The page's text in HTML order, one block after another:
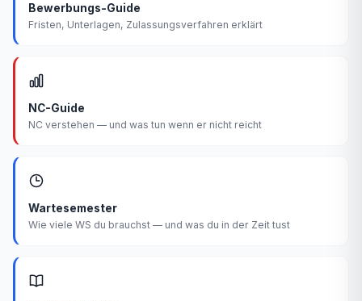
Bewerbungs-Guide
Fristen, Unterlagen, Zulassungsverfahren erklärt
NC-Guide
NC verstehen — und was tun wenn er nicht reicht
Wartesemester
Wie viele WS du brauchst — und was du in der Zeit tust